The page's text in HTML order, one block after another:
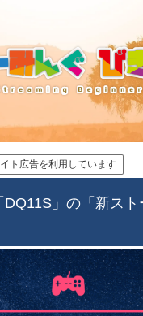
ト広告を利用しています
DQ11S」の「新ス